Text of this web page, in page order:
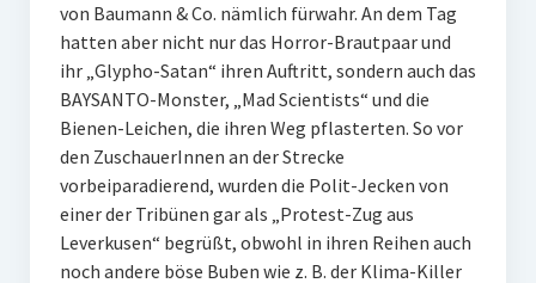
von Baumann & Co. nämlich fürwahr. An dem Tag
hatten aber nicht nur das Horror-Brautpaar und
ihr „Glypho-Satan“ ihren Auftritt, sondern auch das
BAYSANTO-Monster, „Mad Scientists“ und die
Bienen-Leichen, die ihren Weg pflasterten. So vor
den ZuschauerInnen an der Strecke
vorbeiparadierend, wurden die Polit-Jecken von
einer der Tribünen gar als „Protest-Zug aus
Leverkusen“ begrüßt, obwohl in ihren Reihen auch
noch andere böse Buben wie z. B. der Klima-Killer